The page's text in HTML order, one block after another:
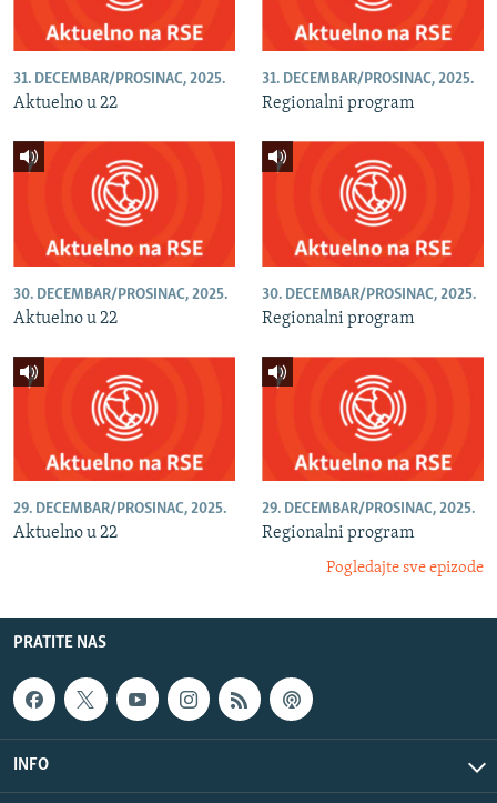
31. DECEMBAR/PROSINAC, 2025.
Aktuelno u 22
31. DECEMBAR/PROSINAC, 2025.
Regionalni program
30. DECEMBAR/PROSINAC, 2025.
Aktuelno u 22
30. DECEMBAR/PROSINAC, 2025.
Regionalni program
29. DECEMBAR/PROSINAC, 2025.
Aktuelno u 22
29. DECEMBAR/PROSINAC, 2025.
Regionalni program
Pogledajte sve epizode
PRATITE NAS
INFO